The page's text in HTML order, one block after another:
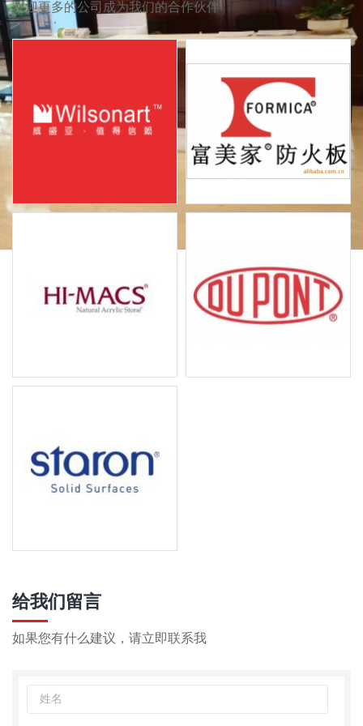
欢迎更多的公司成为我们的合作伙伴
给我们留言
如果您有什么建议，请立即联系我